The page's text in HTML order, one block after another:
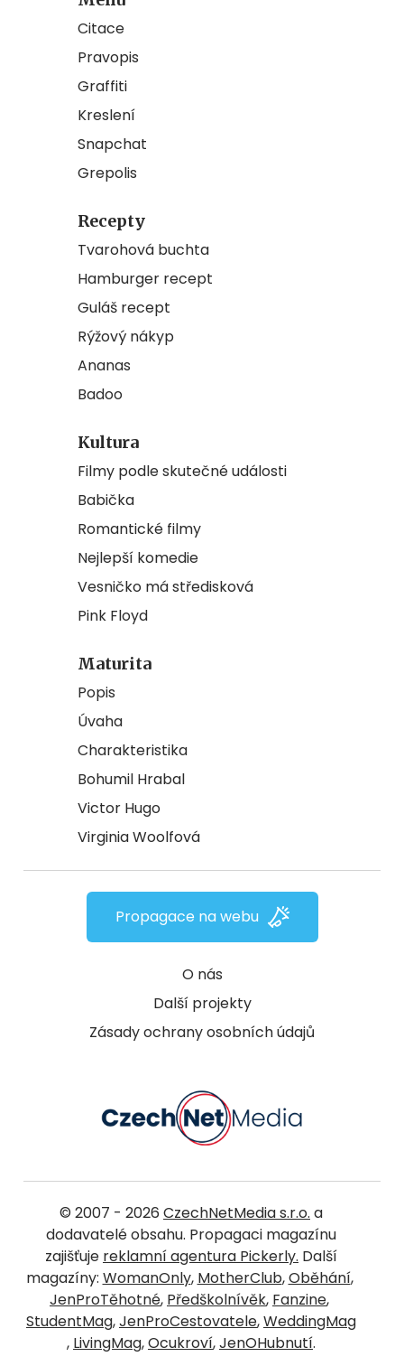
Citace
Pravopis
Graffiti
Kreslení
Snapchat
Grepolis
Recepty
Tvarohová buchta
Hamburger recept
Guláš recept
Rýžový nákyp
Ananas
Badoo
Kultura
Filmy podle skutečné události
Babička
Romantické filmy
Nejlepší komedie
Vesničko má středisková
Pink Floyd
Maturita
Popis
Úvaha
Charakteristika
Bohumil Hrabal
Victor Hugo
Virginia Woolfová
O nás
Další projekty
Zásady ochrany osobních údajů
Propagace na webu
© 2007 - 2026 CzechNetMedia s.r.o. a
dodavatelé obsahu. Propagaci magazínu
zajišťuje reklamní agentura Pickerly. Další
magazíny: WomanOnly, MotherClub,Oběhání,
JenProTěhotné, Předškolnívěk, Fanzine,
StudentMag,JenProCestovatele,WeddingMag
, LivingMag,Ocukroví,JenOHubnutí.